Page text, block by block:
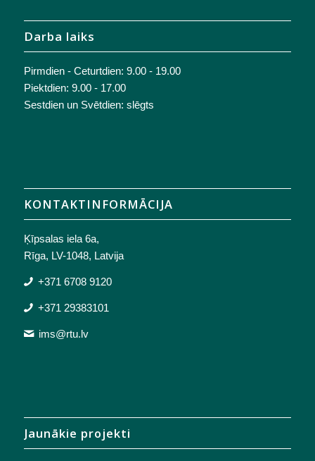
Darba laiks
Pirmdien - Ceturtdien: 9.00 - 19.00
Piektdien: 9.00 - 17.00
Sestdien un Svētdien: slēgts
KONTAKTINFORMĀCIJA
Ķīpsalas iela 6a,
Rīga, LV-1048, Latvija
+371 6708 9120
+371 29383101
ims@rtu.lv
Jaunākie projekti